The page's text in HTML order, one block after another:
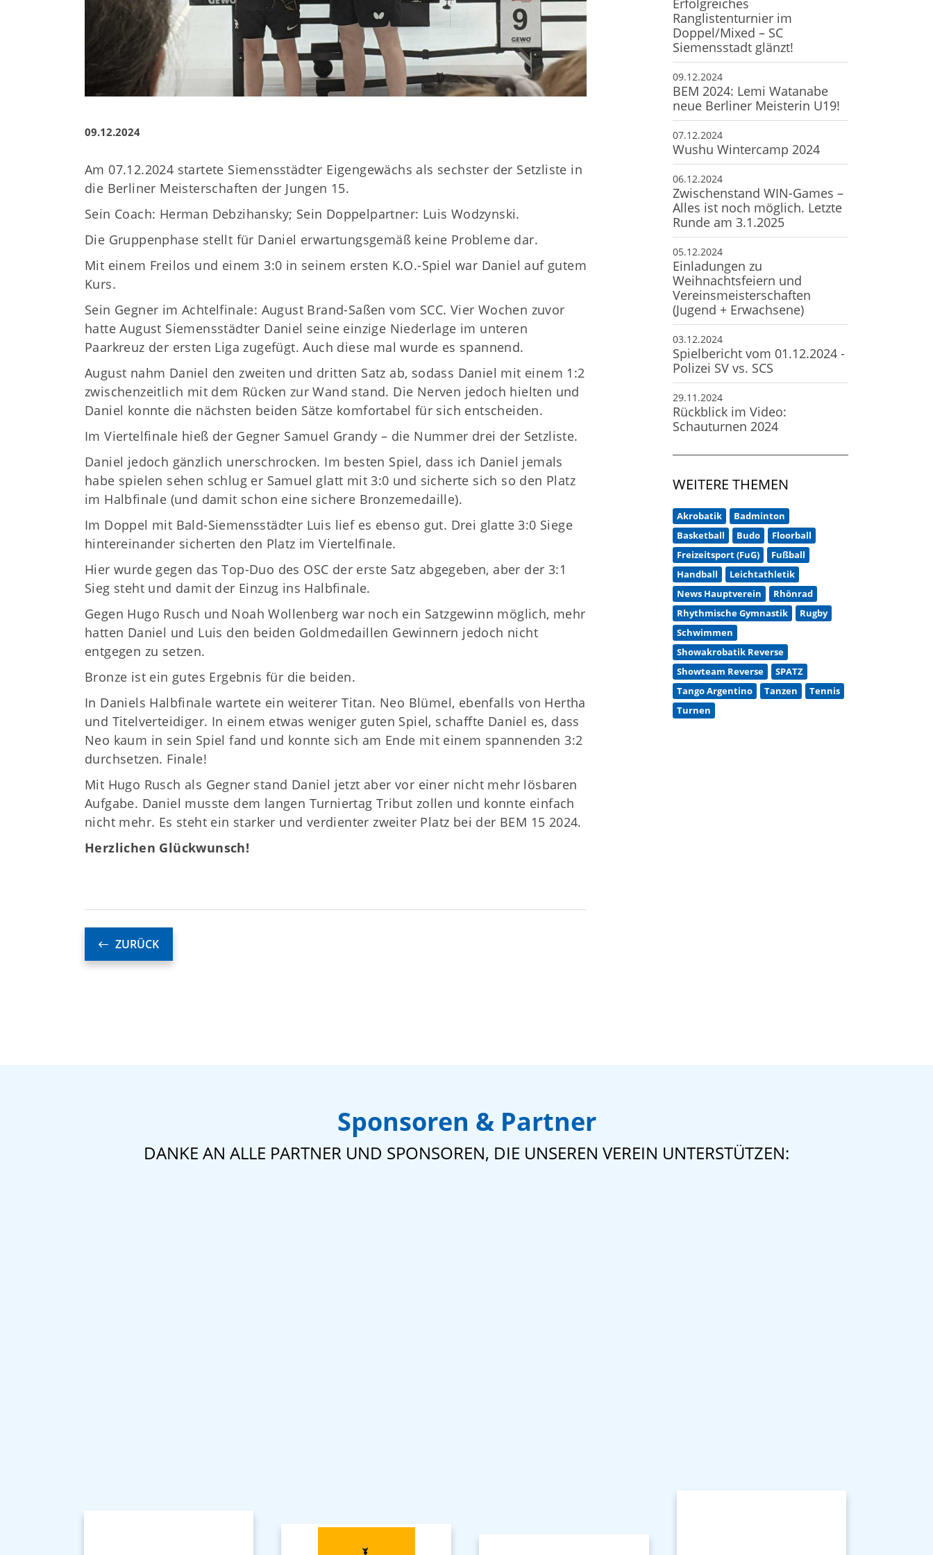
09.12.2024
Am 07.12.2024 startete Siemensstädter Eigengewächs als sechster der Setzliste in
die Berliner Meisterschaften der Jungen 15.
Sein Coach: Herman Debzihansky; Sein Doppelpartner: Luis Wodzynski.
Die Gruppenphase stellt für Daniel erwartungsgemäß keine Probleme dar.
Mit einem Freilos und einem 3:0 in seinem ersten K.O.-Spiel war Daniel auf gutem
Kurs.
Sein Gegner im Achtelfinale: August Brand-Saßen vom SCC. Vier Wochen zuvor
hatte August Siemensstädter Daniel seine einzige Niederlage im unteren
Paarkreuz der ersten Liga zugefügt. Auch diese mal wurde es spannend.
August nahm Daniel den zweiten und dritten Satz ab, sodass Daniel mit einem 1:2
zwischenzeitlich mit dem Rücken zur Wand stand. Die Nerven jedoch hielten und
Daniel konnte die nächsten beiden Sätze komfortabel für sich entscheiden.
Im Viertelfinale hieß der Gegner Samuel Grandy – die Nummer drei der Setzliste.
Daniel jedoch gänzlich unerschrocken. Im besten Spiel, dass ich Daniel jemals
habe spielen sehen schlug er Samuel glatt mit 3:0 und sicherte sich so den Platz
im Halbfinale (und damit schon eine sichere Bronzemedaille).
Im Doppel mit Bald-Siemensstädter Luis lief es ebenso gut. Drei glatte 3:0 Siege
hintereinander sicherten den Platz im Viertelfinale.
Hier wurde gegen das Top-Duo des OSC der erste Satz abgegeben, aber der 3:1
Sieg steht und damit der Einzug ins Halbfinale.
Gegen Hugo Rusch und Noah Wollenberg war noch ein Satzgewinn möglich, mehr
hatten Daniel und Luis den beiden Goldmedaillen Gewinnern jedoch nicht
entgegen zu setzen.
Bronze ist ein gutes Ergebnis für die beiden.
In Daniels Halbfinale wartete ein weiterer Titan. Neo Blümel, ebenfalls von Hertha
und Titelverteidiger. In einem etwas weniger guten Spiel, schaffte Daniel es, dass
Neo kaum in sein Spiel fand und konnte sich am Ende mit einem spannenden 3:2
durchsetzen. Finale!
Mit Hugo Rusch als Gegner stand Daniel jetzt aber vor einer nicht mehr lösbaren
Aufgabe. Daniel musste dem langen Turniertag Tribut zollen und konnte einfach
nicht mehr. Es steht ein starker und verdienter zweiter Platz bei der BEM 15 2024.
Herzlichen Glückwunsch!
ZURÜCK
Ranglistenturnier im
Doppel/Mixed – SC
Siemensstadt glänzt!
09.12.2024
BEM 2024: Lemi Watanabe
neue Berliner Meisterin U19!
07.12.2024
Wushu Wintercamp 2024
06.12.2024
Zwischenstand WIN-Games –
Alles ist noch möglich. Letzte
Runde am 3.1.2025
05.12.2024
Einladungen zu
Weihnachtsfeiern und
Vereinsmeisterschaften
(Jugend + Erwachsene)
03.12.2024
Spielbericht vom 01.12.2024 -
Polizei SV vs. SCS
29.11.2024
Rückblick im Video:
Schauturnen 2024
WEITERE THEMEN
Akrobatik
Badminton
Basketball
Budo
Floorball
Freizeitsport (FuG)
Fußball
Handball
Leichtathletik
News Hauptverein
Rhönrad
Rhythmische Gymnastik
Rugby
Schwimmen
Showakrobatik Reverse
Showteam Reverse
SPATZ
Tango Argentino
Tanzen
Tennis
Turnen
Sponsoren & Partner
DANKE AN ALLE PARTNER UND SPONSOREN, DIE UNSEREN VEREIN UNTERSTÜTZEN: